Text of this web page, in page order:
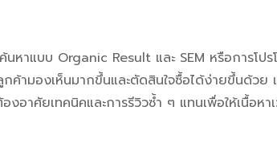
หาแบบ Organic Result และ SEM หรือการโปร
กค้ามองเห็นมากขึ้นและตัดสินใจซื้อได้ง่ายขึ้นด้วย
อาศัยเทคนิคและการรีวิวซ้ำ ๆ แทนเพื่อให้เนื้อหา